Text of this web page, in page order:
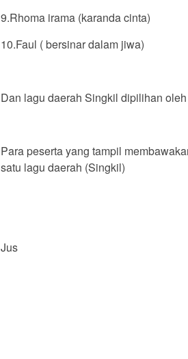
‎9.Rhoma irama (karanda cinta)
‎10.Faul ( bersinar dalam jiwa)
Dan lagu daerah Singkil dipilihan
‎Para peserta yang tampil
satu lagu daerah (Singkil)
‎Jus